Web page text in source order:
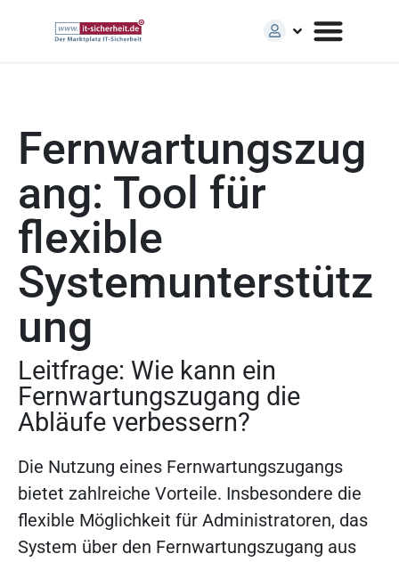
Fernwartungszug
ang: Tool für
flexible
Systemunterstütz
ung
Leitfrage: Wie kann ein
Fernwartungszugang die
Abläufe verbessern?
Die Nutzung eines Fernwartungszugangs
bietet zahlreiche Vorteile. Insbesondere die
flexible Möglichkeit für Administratoren, das
System über den Fernwartungszugang aus